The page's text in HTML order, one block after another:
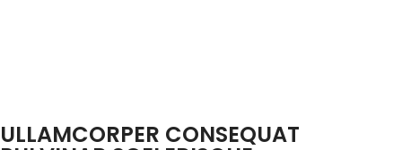
ULLAMCORPER CONSEQUAT